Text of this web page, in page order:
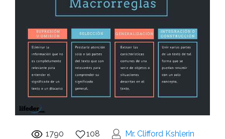
1790 108 Mr. Clifford Kshlerin